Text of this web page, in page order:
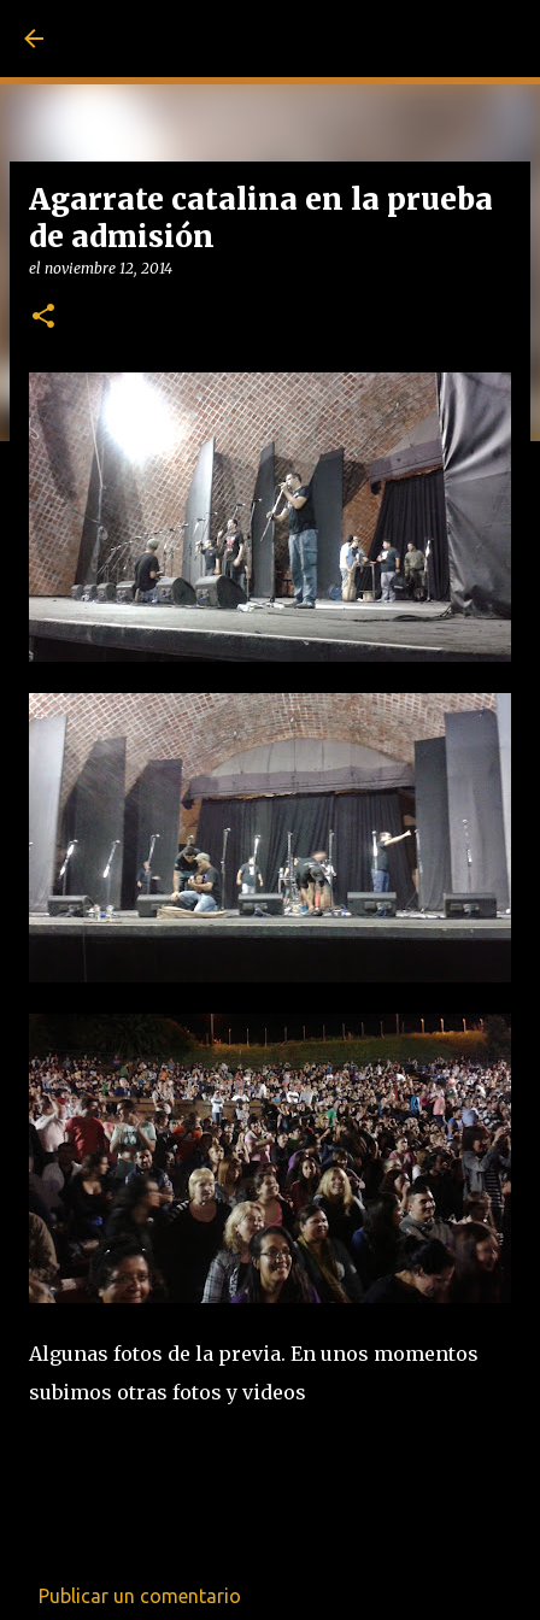
Agarrate catalina en la prueba
de admisión
el noviembre 12, 2014
Algunas fotos de la previa. En unos momentos
subimos otras fotos y videos
Publicar un comentario